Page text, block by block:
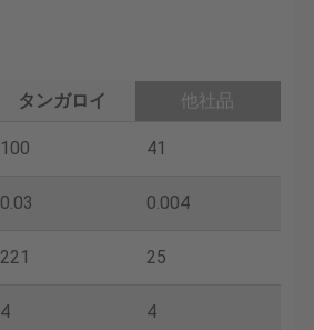
タンガロイ
他社品
100 41
0.03 0.004
221 25
4 4